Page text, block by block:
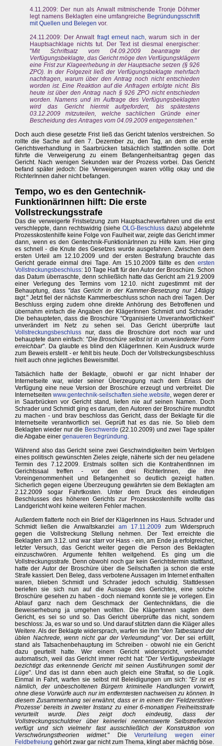
4.11.2009: Der nun als Anwalt mitmischende Tronje Döhmer
legt namens Beklagten eine umfangreiche Begründungsschrift
mit Quellen und Belegen vor.
24.11.2009: Der Anwalt fragt erneut nach, warum sich in der
Hauptsachklage nichts tut. Der Text ist diesmal energischer:
"Mit Schriftsatz vom 04.09.2009 beantragte der
Verfügungsbeklagte, das Gericht möge den Verfügungsklägern
eine Frist zur Klageerhebung in der Hauptsache setzen (§ 926
ZPO). In der Folgezeit ließ der Verfügungsbeklagte mehrfach
nachfragen, warum über den Antrag noch nicht entschieden
worden ist. Eine Reaktion auf die Anfragen erfolgte nicht. Bis
heute ist über den Antrag nach § 926 ZPO nicht entschieden
worden. Namens und im Auftrage des Verfügungsbeklagten
wird das Gericht hiermit aufgefordert, bis spätestens
03.12.2009 mitzuteilen, welche sachlichen Gründe einer
Bescheidung des Antrages vom 04.09.2009 entgegenstehen."
Doch auch diese gesetzte Frist ließ das Gericht tatenlos verstreichen. So
rollte die Sache auf den 7. Dezember zu, den Tag, an dem die erste
Gerichtsverhandlung in Saarbrücken tatsächlich stattfinden sollte. Dort
führte die Verweigerung zu einem Befangenheitsantrag gegen das
Gericht. Nach wenigen Sekunden war der Prozess vorbei. Das Gericht
befand später jedoch: Die Verweigerungen waren völlig okay und die
RichterInnen daher nicht befangen.
Tempo, wo es den Gentechnik-
FunktionärInnen hilft: Die erste
Vollstreckungsstrafe
Das die verweigerte Fristsetzung zum Hauptsacheverfahren und die erst
verschleppte, dann rechtswidrig (sieheOLG-Beschluss dazu) abgelehnte
Prozesskostenhilfe keine Folge von Faulheit war, zeigte das Gericht immer
dann, wenn es den Gentechnik-FunktionärInnen zu Hilfe kam. Hier ging
es schnell - die Knute des Gesetzes wurde ausgefahren. Zwischen dem
ersten Urteil am 12.10.2009 und der ersten Bestrafung brauchte das
Gericht gerade einmal drei Tage. Am 15.10.2009 fällte es denersten
Vollstreckungsbeschluss: 10 Tage Haft für den Autor der Broschüre. Schon
das Datum überraschte, denn schließlich hatte das Gericht am 21.9.2009
einer Verlegung des Termins vom 12.10. nicht zugestimmt mit der
Behauptung, dass "das Gericht in der Kammer-Besetzung nur 14tägig
tagt." Jetzt fiel der nächste Kammerbeschluss schon nach drei Tagen. Der
Beschluss erging zudem ohne direkte Anhörung des Betroffenen und
übernahm einfach die Angaben der KlägerInnen Schmidt und Schrader.
Die behaupteten, dass die Broschüre "Organisierte Unverantwortlichkeit"
unverändert im Netz zu sehen sei. Das Gericht überprüfte laut
Vollstreckungsbeschluss nur, dass die Broschüre dort noch war und
behauptete dann einfach: "Die Broschüre selbst ist in unveränderter Form
erreichbar". Da glaubte es blind den KlägerInnen. Kein Ausdruck wurde
zum Beweis erstellt - er fehlt bis heute. Doch der Vollstreckungsbeschluss
hielt auch ohne jegliches Beweismittel.
Tatsächlich hatte der Beklagte, obwohl er gar nicht Inhaber der
Internetseite war, wider seiner Überzeugung nach dem Erlass der
Verfügung eine neue Version der Broschüre erzeugt und verbreitet. Die
Internetseitenwww.gentechnik-seilschaften.siehe.website, wegen derer er
in Saarbrücken vor Gericht stand, liefen nie auf seinen Namen. Doch
Schrader und Schmidt ging es darum, den Autoren der Broschüre mundtot
zu machen - und brav beschloss das Gericht, dass der Beklagte für die
Internetseite verantwortlich sei. Geprüft hat es das nie. So blieb dem
Beklagten wieder nur die Beschwerde (22.10.2009) und zwei Tage später
die Abgabe einer genaueren Begründung.
Während also das Gericht seine zwei Geschwindigkeiten beim Verfolgen
eines politisch gewünschten Zieles zeigte, näherte sich der neu geladene
Termin des 7.12.2009. Erstmals sollten sich die KontrahentInnen im
Gerichtssaal treffen - vor den drei RichterInnen, die ihre
Voreingenommenheit und Befangenheit so deutlich gezeigt hatten.
Sicherlich gegen eigene Überzeugung gewährten sie dem Beklagten am
2.12.2009 sogar Fahrtkosten. Unter dem Druck des eindeutigen
Beschlusses des höheren Gerichts zur Prozesskostenhilfe wollte das
Landgericht wohl keine weiteren Fehler machen.
Außerdem flatterte noch ein Brief der KlägerInnen ins Haus. Schrader und
Schmidt ließen die Anwaltskanzlei am 17.11.2009 zum Widerspruch
gegen die Vollstreckung Stellung nehmen. Der Text erreichte die
Beklagten am 3.12. und war starr vor Hass - ein, am Ende ja erfolgreicher,
letzter Versuch, das Gericht weiter gegen die Person des Beklagten
einzuschwören. Argumente fehlten weitgehend. Es ging um die
Vollstreckungsstrafe. Denn obwohl noch gar kein Gerichtstermin stattfand,
hatte der Autor der Broschüre über die Seilschaften ja schon die erste
Strafe kassiert. Den Beleg, dass verbotene Aussagen im Internet enthalten
waren, blieben Schmidt und Schrader jedoch schuldig. Stattdessen
beriefen sie sich nun auf die Aussage des Gerichtes, eine solche
Broschüre gesehen zu haben - doch niemand konnte sie je vorlegen. Ein
Ablauf ganz nach dem Geschmack der Gentechnikfans, die die
Beweiserhebung ja umgehen wollten. Die KlägerInnen sagten dem
Gericht, es sei so und so. Das Gericht überprüfte das nicht, sondern
beschloss: Ja, es war so und so. Und darauf stützten dann die Kläger alles
Weitere. Als der Beklagte widersprach, warfen sie ihm "den Tatbestand der
üblen Nachrede, wenn nicht gar der Verleumdung" vor. Der sei erfüllt,
stand als Tatsachenbehauptung im Schreiben - obwohl nie ein Gericht
dazu geurteilt hatte. Wer einem Gericht widerspricht, verleumdet
automatisch, weil das Gericht immer recht hat: "Der Verfügungsbeklagte
bezichtigt das erkennende Gericht mit seinen Ausführungen somit der
Lüge". Und das ist dann eben auch gleich eine Straftat, so die Logik.
Einmal in Fahrt, warfen sie selbst mit Beleidigungen um sich: "Er ist es
nämlich, der unbescholtenen Bürgern kriminelle Handlungen vorwirft,
ohne diese Vorwürfe auch nur im entferntesten nachweisen zu können. In
diesem Zusammenhang sei erwähnt, dass er in einem der 'Feldzerstörer-
Prozesse' bereits in zweiter Instanz zu einer 6-monatigen Freiheitsstrafe
verurteilt wurde. Dies zeigt doch eindeutig, dass der
Vollstreckungsschuldner über keinerlei nennenswerte Selbstreflexion
verfügt und sich vielmehr fast ausschließlich der Konstruktion von
Verschwörungstheorien widmet." DieVerurteilung wegen einer
Feldbefreiung gehört zwar gar nicht zum Thema, klingt aber mächtig böse.